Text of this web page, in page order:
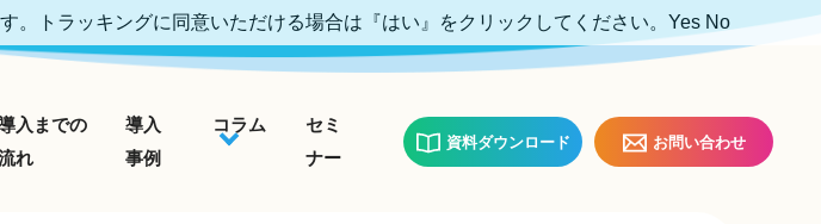
入までの
れ
導入
事例
コラム
セミ
ナー
資料ダウンロード お問い合わせ
トラッキングに同意いただける場合は『はい』をクリックしてください。 Yes No